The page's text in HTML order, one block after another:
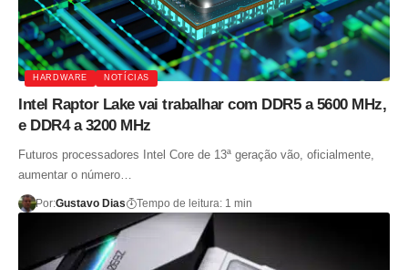
HARDWARE NOTÍCIAS
Intel Raptor Lake vai trabalhar com DDR5 a 5600 MHz,
e DDR4 a 3200 MHz
Futuros processadores Intel Core de 13ª geração vão, oficialmente,
aumentar o número…
Por:Gustavo Dias Tempo de leitura: 1 min